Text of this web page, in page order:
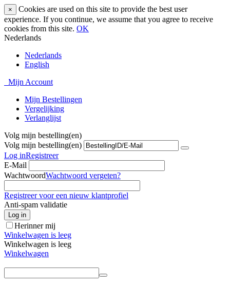
×
Cookies are used on this site to provide the best user
experience. If you continue, we assume that you agree to receive
cookies from this site. OK
Nederlands
Nederlands
English
Mijn Account
Mijn Bestellingen
Vergelijking
Verlanglijst
Volg mijn bestelling(en)
Volg mijn bestelling(en)
Log inRegistreer
E-Mail
WachtwoordWachtwoord vergeten?
Registreer voor een nieuw klantprofiel
Anti-spam validatie
Log in
Herinner mij
Winkelwagen is leeg
Winkelwagen is leeg
Winkelwagen